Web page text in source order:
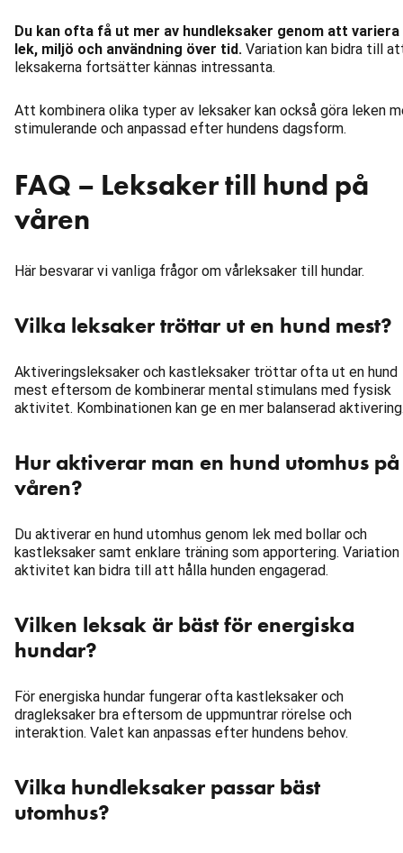
Du kan ofta få ut mer av hundleksaker genom att variera
lek, miljö och användning över tid. Variation kan bidra till
leksakerna fortsätter kännas intressanta.
Att kombinera olika typer av leksaker kan också göra leken
stimulerande och anpassad efter hundens dagsform.
FAQ – Leksaker till hund på
våren
Här besvarar vi vanliga frågor om vårleksaker till hundar.
Vilka leksaker tröttar ut en hund mest?
Aktiveringsleksaker och kastleksaker tröttar ofta ut en hund
mest eftersom de kombinerar mental stimulans med fysisk
aktivitet. Kombinationen kan ge en mer balanserad
Hur aktiverar man en hund utomhus på
våren?
Du aktiverar en hund utomhus genom lek med bollar och
kastleksaker samt enklare träning som apportering. Variation
aktivitet kan bidra till att hålla hunden engagerad.
Vilken leksak är bäst för energiska
hundar?
För energiska hundar fungerar ofta kastleksaker och
dragleksaker bra eftersom de uppmuntrar rörelse och
interaktion. Valet kan anpassas efter hundens behov.
Vilka hundleksaker passar bäst
utomhus?